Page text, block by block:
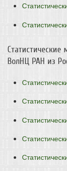
ВолНЦ РАН из